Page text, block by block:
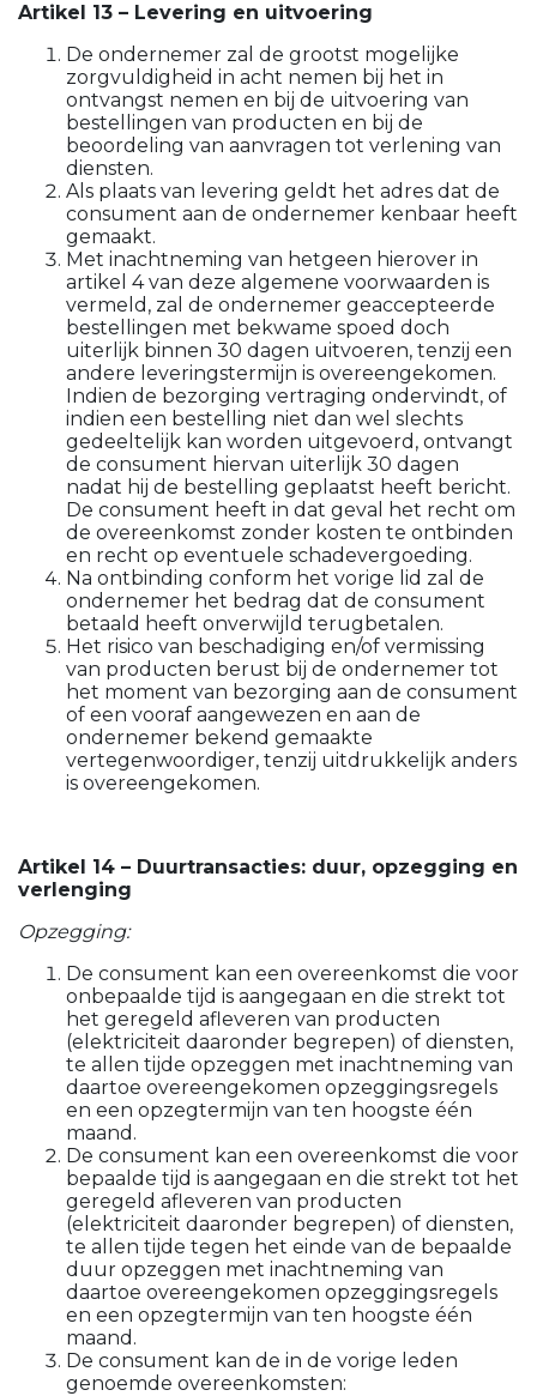
Artikel 13 – Levering en uitvoering
De ondernemer zal de grootst mogelijke
zorgvuldigheid in acht nemen bij het in
ontvangst nemen en bij de uitvoering van
bestellingen van producten en bij de
beoordeling van aanvragen tot verlening van
diensten.
Als plaats van levering geldt het adres dat de
consument aan de ondernemer kenbaar heeft
gemaakt.
Met inachtneming van hetgeen hierover in
artikel 4 van deze algemene voorwaarden is
vermeld, zal de ondernemer geaccepteerde
bestellingen met bekwame spoed doch
uiterlijk binnen 30 dagen uitvoeren, tenzij een
andere leveringstermijn is overeengekomen.
Indien de bezorging vertraging ondervindt, of
indien een bestelling niet dan wel slechts
gedeeltelijk kan worden uitgevoerd, ontvangt
de consument hiervan uiterlijk 30 dagen
nadat hij de bestelling geplaatst heeft bericht.
De consument heeft in dat geval het recht om
de overeenkomst zonder kosten te ontbinden
en recht op eventuele schadevergoeding.
Na ontbinding conform het vorige lid zal de
ondernemer het bedrag dat de consument
betaald heeft onverwijld terugbetalen.
Het risico van beschadiging en/of vermissing
van producten berust bij de ondernemer tot
het moment van bezorging aan de consument
of een vooraf aangewezen en aan de
ondernemer bekend gemaakte
vertegenwoordiger, tenzij uitdrukkelijk anders
is overeengekomen.
Artikel 14 – Duurtransacties: duur, opzegging en
verlenging
Opzegging:
De consument kan een overeenkomst die voor
onbepaalde tijd is aangegaan en die strekt tot
het geregeld afleveren van producten
(elektriciteit daaronder begrepen) of diensten,
te allen tijde opzeggen met inachtneming van
daartoe overeengekomen opzeggingsregels
en een opzegtermijn van ten hoogste één
maand.
De consument kan een overeenkomst die voor
bepaalde tijd is aangegaan en die strekt tot het
geregeld afleveren van producten
(elektriciteit daaronder begrepen) of diensten,
te allen tijde tegen het einde van de bepaalde
duur opzeggen met inachtneming van
daartoe overeengekomen opzeggingsregels
en een opzegtermijn van ten hoogste één
maand.
De consument kan de in de vorige leden
genoemde overeenkomsten: